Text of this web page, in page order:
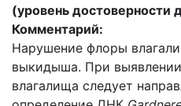
(уровень достоверности
Комментарий:
Нарушение флоры
выкидыша. При
влагалища следует